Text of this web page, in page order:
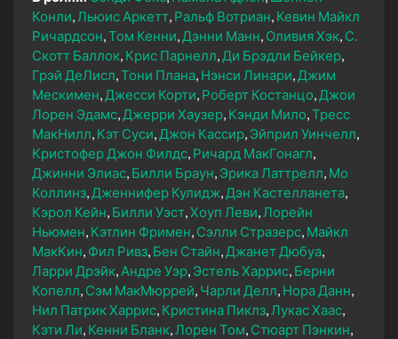
Конли Льюис Аркетт Ральф Вотриан Кевин Майкл
Ричардсон Том Кенни Дэнни Манн Оливия Хэк С.
Скотт Баллок Крис Парнелл Ди Брэдли Бейкер
Грэй ДеЛисл Тони Плана Нэнси Линари Джим
Мескимен Джесси Корти Роберт Костанцо Джои
Лорен Эдамс Джерри Хаузер Кэнди Мило Тресс
МакНилл Кэт Суси Джон Кассир Эйприл Уинчелл
Кристофер Джон Филдс Ричард МакГонагл
Джинни Элиас Билли Браун Эрика Латтрелл Мо
Коллинз Дженнифер Кулидж Дэн Кастелланета
Кэрол Кейн Билли Уэст Хоуп Леви Лорейн
Ньюмен Кэтлин Фримен Сэлли Стразерс Майкл
МакКин Фил Ривз Бен Стайн Джанет Дюбуа
Ларри Дрэйк Андре Уэр Эстель Харрис Берни
Копелл Сэм МакМюррей Чарли Делл Нора Данн
Нил Патрик Харрис Кристина Пиклз Лукас Хаас
Кэти Ли Кенни Бланк Лорен Том Стюарт Пэнкин